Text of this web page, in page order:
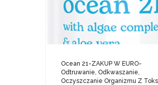
Ocean 21-ZAKUP W EURO-
Odtruwanie, Odkwaszanie,
Oczyszczanie Organizmu Z